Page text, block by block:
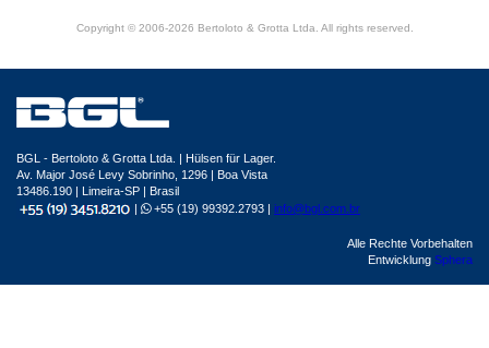
Copyright © 2006-2026 Bertoloto & Grotta Ltda. All rights reserved.
BGL - Bertoloto & Grotta Ltda. | Hülsen für Lager.
Av. Major José Levy Sobrinho, 1296 | Boa Vista
13486.190 | Limeira-SP | Brasil
|
+55 (19) 99392.2793 | info@bgl.com.br
Alle Rechte Vorbehalten
Entwicklung Sphera